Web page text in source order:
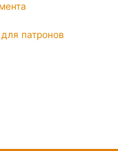
патронов